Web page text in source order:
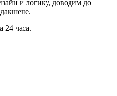
и логику, доводим до
24 часа.